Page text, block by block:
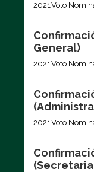
2021Voto
General)
2021Voto
2021Voto